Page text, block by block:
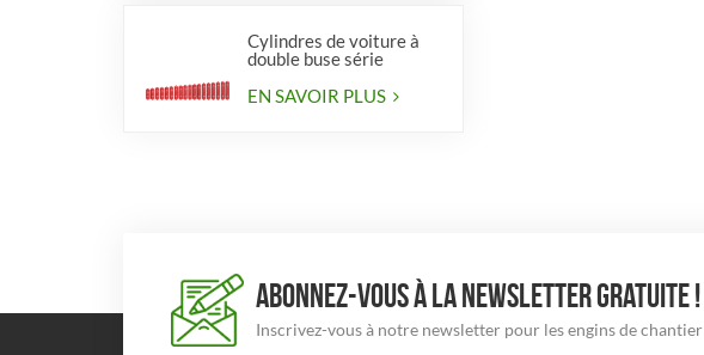
Cylindres de voiture à
double buse série
EN SAVOIR PLUS
ABONNEZ-VOUS À LA NEWSLETTER GRATUITE !
Inscrivez-vous à notre newsletter pour les engins de chantier